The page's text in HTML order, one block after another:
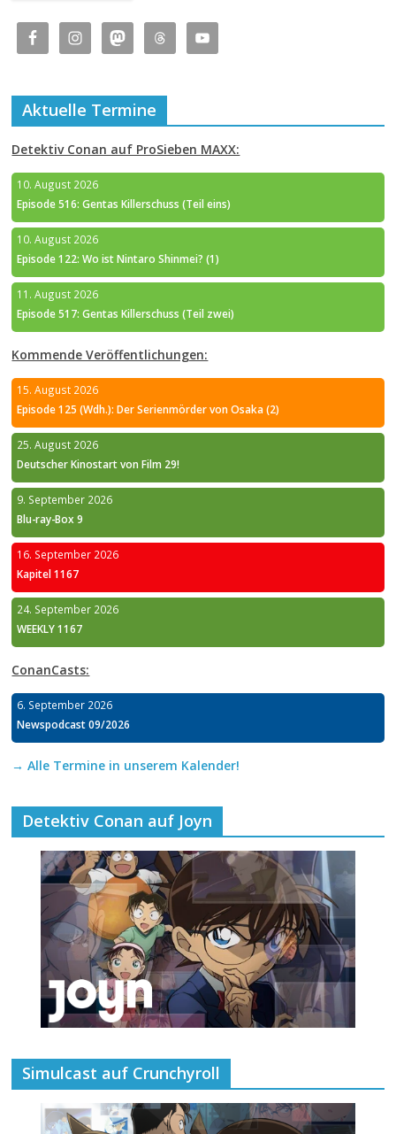
Aktuelle Termine
Detektiv Conan auf ProSieben MAXX:
10. August 2026
Episode 516: Gentas Killerschuss (Teil eins)
10. August 2026
Episode 122: Wo ist Nintaro Shinmei? (1)
11. August 2026
Episode 517: Gentas Killerschuss (Teil zwei)
Kommende Veröffentlichungen:
15. August 2026
Episode 125 (Wdh.): Der Serienmörder von Osaka (2)
25. August 2026
Deutscher Kinostart von Film 29!
9. September 2026
Blu-ray-Box 9
16. September 2026
Kapitel 1167
24. September 2026
WEEKLY 1167
ConanCasts:
6. September 2026
Newspodcast 09/2026
→ Alle Termine in unserem Kalender!
Detektiv Conan auf Joyn
Simulcast auf Crunchyroll